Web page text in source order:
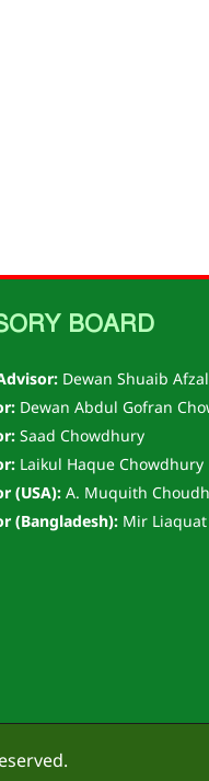
BOARD
Dewan Shuaib Afzal
Dewan Abdul Gofran
Saad Chowdhury
Laikul Haque Chowdhury
(USA):A. Muquith
(Bangladesh):Mir Liaquat